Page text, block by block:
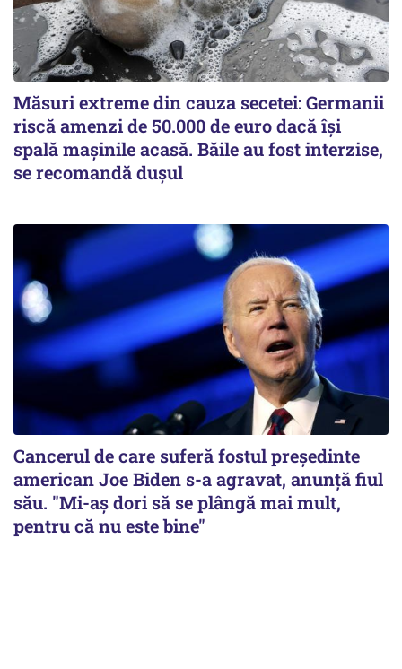
Măsuri extreme din cauza secetei: Germanii
riscă amenzi de 50.000 de euro dacă își
spală mașinile acasă. Băile au fost interzise,
se recomandă dușul
Cancerul de care suferă fostul preşedinte
american Joe Biden s-a agravat, anunță fiul
său. "Mi-aș dori să se plângă mai mult,
pentru că nu este bine"